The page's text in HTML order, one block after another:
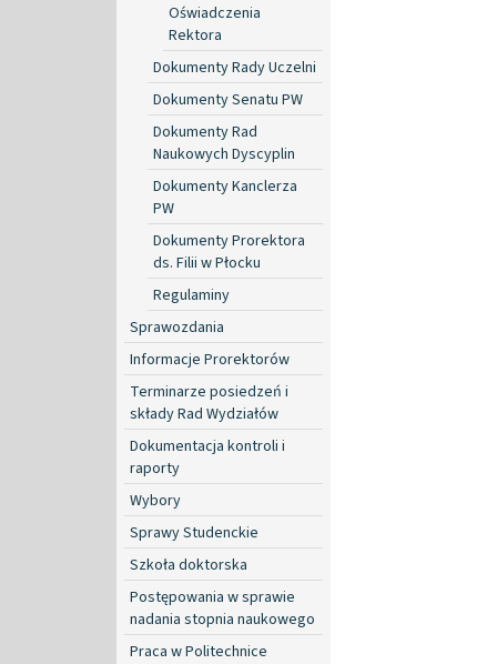
Oświadczenia
Rektora
Dokumenty Rady Uczelni
Dokumenty Senatu PW
Dokumenty Rad
Naukowych Dyscyplin
Dokumenty Kanclerza
PW
Dokumenty Prorektora
ds. Filii w Płocku
Regulaminy
Sprawozdania
Informacje Prorektorów
Terminarze posiedzeń i
składy Rad Wydziałów
Dokumentacja kontroli i
raporty
Wybory
Sprawy Studenckie
Szkoła doktorska
Postępowania w sprawie
nadania stopnia naukowego
Praca w Politechnice